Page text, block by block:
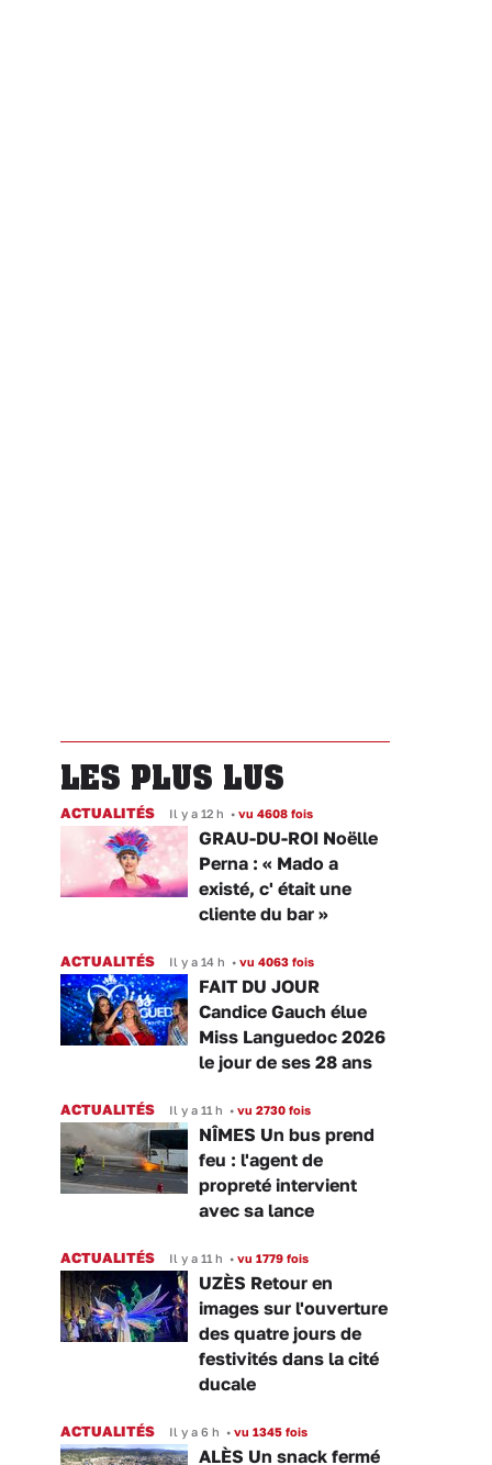
LES PLUS LUS
ACTUALITÉS Il y a 12 h • vu 4608 fois
GRAU-DU-ROI Noëlle
Perna : « Mado a
existé, c' était une
cliente du bar »
ACTUALITÉS Il y a 14 h • vu 4063 fois
FAIT DU JOUR
Candice Gauch élue
Miss Languedoc 2026
le jour de ses 28 ans
ACTUALITÉS Il y a 11 h • vu 2730 fois
NÎMES Un bus prend
feu : l'agent de
propreté intervient
avec sa lance
ACTUALITÉS Il y a 11 h • vu 1779 fois
UZÈS Retour en
images sur l'ouverture
des quatre jours de
festivités dans la cité
ducale
ACTUALITÉS Il y a 6 h • vu 1345 fois
ALÈS Un snack fermé